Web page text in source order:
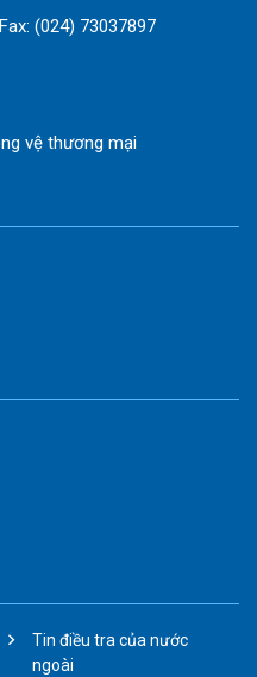
(024) 73037897
vệ thương mại
Tin điều tra của nước
ngoài